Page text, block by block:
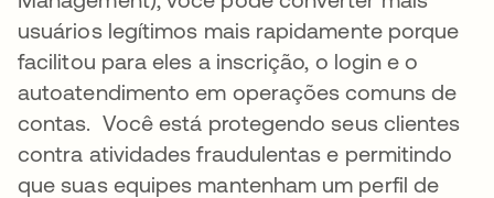
usuários legítimos mais rapidamente porque
facilitou para eles a inscrição, o login e o
autoatendimento em operações comuns de
contas. Você está protegendo seus clientes
contra atividades fraudulentas e permitindo
que suas equipes mantenham um perfil de